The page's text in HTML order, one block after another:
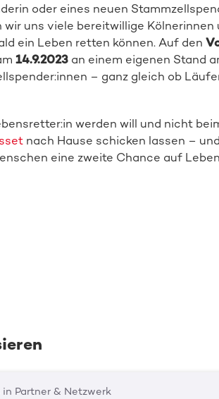
oder eines neuen
uns viele bereitwillige Kölnerinnen
ein Leben retten können. Auf den
14.9.2023an einem eigenen Stand
– ganz gleich ob
werden will und nicht
nach Hause schicken lassen –
eine zweite Chance auf
in Partner & Netzwerk